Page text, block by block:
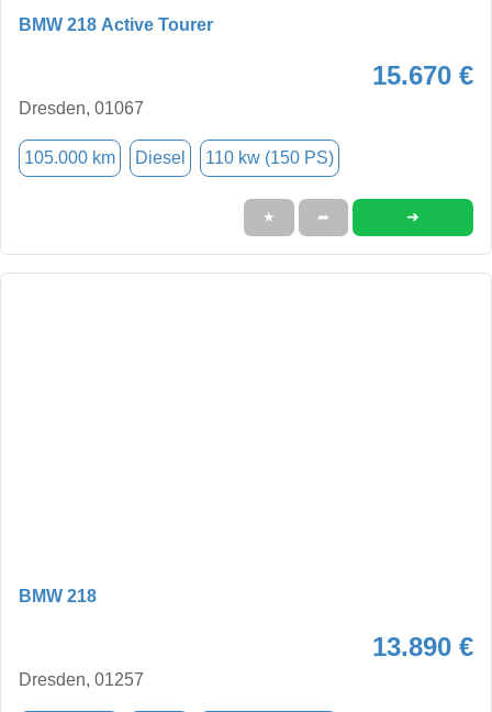
BMW 218 Active Tourer
15.670 €
Dresden, 01067
105.000 km Diesel 110 kw (150 PS)
★ ➦ ➜
BMW 218
13.890 €
Dresden, 01257